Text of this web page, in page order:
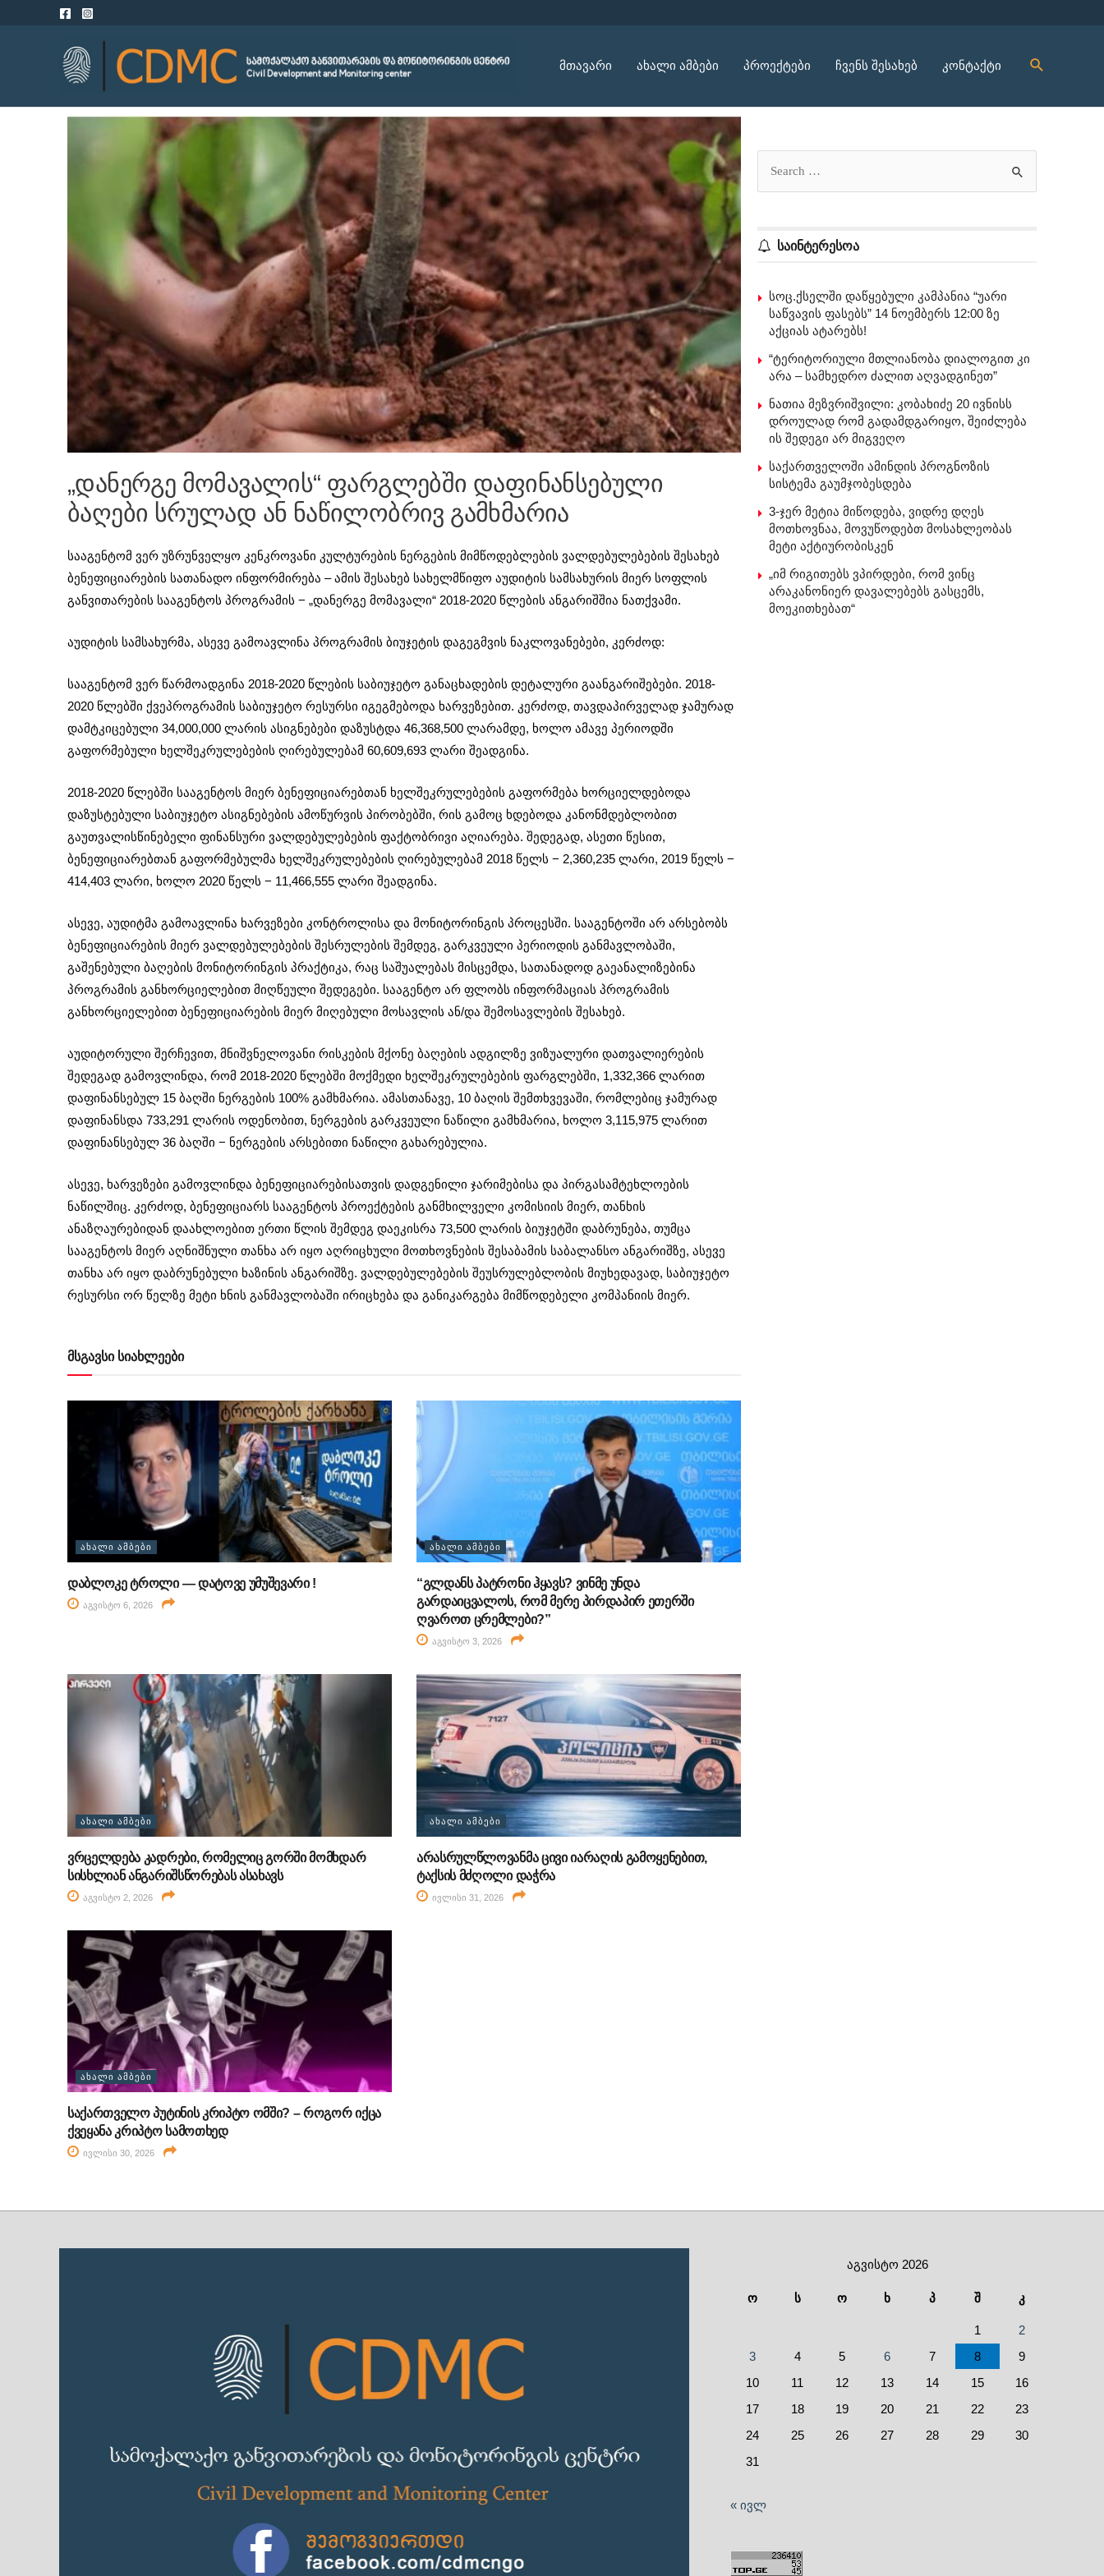
მთავარი ახალი ამბები პროექტები ჩვენს შესახებ კონტაქტი
„დანერგე მომავალის“ ფარგლებში დაფინანსებული
ბაღები სრულად ან ნაწილობრივ გამხმარია
სააგენტომ ვერ უზრუნველყო კენკროვანი კულტურების ნერგების მიმწოდებლების ვალდებულებების შესახებ
ბენეფიციარების სათანადო ინფორმირება – ამის შესახებ სახელმწიფო აუდიტის სამსახურის მიერ სოფლის
განვითარების სააგენტოს პროგრამის − „დანერგე მომავალი“ 2018-2020 წლების ანგარიშშია ნათქვამი.
აუდიტის სამსახურმა, ასევე გამოავლინა პროგრამის ბიუჯეტის დაგეგმვის ნაკლოვანებები, კერძოდ:
სააგენტომ ვერ წარმოადგინა 2018-2020 წლების საბიუჯეტო განაცხადების დეტალური გაანგარიშებები. 2018-
2020 წლებში ქვეპროგრამის საბიუჯეტო რესურსი იგეგმებოდა ხარვეზებით. კერძოდ, თავდაპირველად ჯამურად
დამტკიცებული 34,000,000 ლარის ასიგნებები დაზუსტდა 46,368,500 ლარამდე, ხოლო ამავე პერიოდში
გაფორმებული ხელშეკრულებების ღირებულებამ 60,609,693 ლარი შეადგინა.
2018-2020 წლებში სააგენტოს მიერ ბენეფიციარებთან ხელშეკრულებების გაფორმება ხორციელდებოდა
დაზუსტებული საბიუჯეტო ასიგნებების ამოწურვის პირობებში, რის გამოც ხდებოდა კანონმდებლობით
გაუთვალისწინებელი ფინანსური ვალდებულებების ფაქტობრივი აღიარება. შედეგად, ასეთი წესით,
ბენეფიციარებთან გაფორმებულმა ხელშეკრულებების ღირებულებამ 2018 წელს − 2,360,235 ლარი, 2019 წელს −
414,403 ლარი, ხოლო 2020 წელს − 11,466,555 ლარი შეადგინა.
ასევე, აუდიტმა გამოავლინა ხარვეზები კონტროლისა და მონიტორინგის პროცესში. სააგენტოში არ არსებობს
ბენეფიციარების მიერ ვალდებულებების შესრულების შემდეგ, გარკვეული პერიოდის განმავლობაში,
გაშენებული ბაღების მონიტორინგის პრაქტიკა, რაც საშუალებას მისცემდა, სათანადოდ გაეანალიზებინა
პროგრამის განხორციელებით მიღწეული შედეგები. სააგენტო არ ფლობს ინფორმაციას პროგრამის
განხორციელებით ბენეფიციარების მიერ მიღებული მოსავლის ან/და შემოსავლების შესახებ.
აუდიტორული შერჩევით, მნიშვნელოვანი რისკების მქონე ბაღების ადგილზე ვიზუალური დათვალიერების
შედეგად გამოვლინდა, რომ 2018-2020 წლებში მოქმედი ხელშეკრულებების ფარგლებში, 1,332,366 ლარით
დაფინანსებულ 15 ბაღში ნერგების 100% გამხმარია. ამასთანავე, 10 ბაღის შემთხვევაში, რომლებიც ჯამურად
დაფინანსდა 733,291 ლარის ოდენობით, ნერგების გარკვეული ნაწილი გამხმარია, ხოლო 3,115,975 ლარით
დაფინანსებულ 36 ბაღში − ნერგების არსებითი ნაწილი გახარებულია.
ასევე, ხარვეზები გამოვლინდა ბენეფიციარებისათვის დადგენილი ჯარიმებისა და პირგასამტეხლოების
ნაწილშიც. კერძოდ, ბენეფიციარს სააგენტოს პროექტების განმხილველი კომისიის მიერ, თანხის
ანაზღაურებიდან დაახლოებით ერთი წლის შემდეგ დაეკისრა 73,500 ლარის ბიუჯეტში დაბრუნება, თუმცა
სააგენტოს მიერ აღნიშნული თანხა არ იყო აღრიცხული მოთხოვნების შესაბამის საბალანსო ანგარიშზე, ასევე
თანხა არ იყო დაბრუნებული ხაზინის ანგარიშზე. ვალდებულებების შეუსრულებლობის მიუხედავად, საბიუჯეტო
რესურსი ორ წელზე მეტი ხნის განმავლობაში ირიცხება და განიკარგება მიმწოდებელი კომპანიის მიერ.
მსგავსი სიახლეები
ᲐᲮᲐᲚᲘ ᲐᲛᲑᲔᲑᲘ
დაბლოკე ტროლი — დატოვე უმუშევარი !
აგვისტო 6, 2026
ᲐᲮᲐᲚᲘ ᲐᲛᲑᲔᲑᲘ
“გლდანს პატრონი ჰყავს? ვინმე უნდა
გარდაიცვალოს, რომ მერე პირდაპირ ეთერში
ღვაროთ ცრემლები?”
აგვისტო 3, 2026
ᲐᲮᲐᲚᲘ ᲐᲛᲑᲔᲑᲘ
ვრცელდება კადრები, რომელიც გორში მომხდარ
სისხლიან ანგარიშსწორებას ასახავს
აგვისტო 2, 2026
ᲐᲮᲐᲚᲘ ᲐᲛᲑᲔᲑᲘ
არასრულწლოვანმა ცივი იარაღის გამოყენებით,
ტაქსის მძღოლი დაჭრა
ივლისი 31, 2026
ᲐᲮᲐᲚᲘ ᲐᲛᲑᲔᲑᲘ
საქართველო პუტინის კრიპტო ომში? – როგორ იქცა
ქვეყანა კრიპტო სამოთხედ
ივლისი 30, 2026
საინტერესოა
სოც.ქსელში დაწყებული კამპანია “უარი
საწვავის ფასებს” 14 ნოემბერს 12:00 ზე
აქციას ატარებს!
“ტერიტორიული მთლიანობა დიალოგით კი
არა – სამხედრო ძალით აღვადგინეთ”
ნათია მეზვრიშვილი: კობახიძე 20 ივნისს
დროულად რომ გადამდგარიყო, შეიძლება
ის შედეგი არ მიგვეღო
საქართველოში ამინდის პროგნოზის
სისტემა გაუმჯობესდება
3-ჯერ მეტია მიწოდება, ვიდრე დღეს
მოთხოვნაა, მოვუწოდებთ მოსახლეობას
მეტი აქტიურობისკენ
„იმ რიგითებს ვპირდები, რომ ვინც
არაკანონიერ დავალებებს გასცემს,
მოეკითხებათ“
აგვისტო 2026
ო ს ო ხ პ შ კ
1
2
3
4 5 6 7 8
9
10
11 12 13 14 15
16
17
18 19 20 21 22
23
24
25 26 27 28 29
30
31
« ივლ